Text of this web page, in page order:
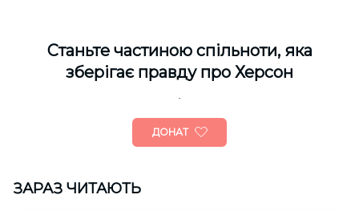
Cтаньте частиною спільноти, яка
зберігає правду про Херсон
ДОНАТ
ЗАРАЗ ЧИТАЮТЬ